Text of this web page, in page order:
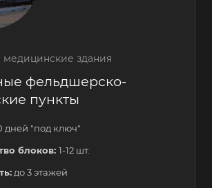
здания
фельдшерско-
пункты
дней "под ключ"
блоков: 1-12 шт.
до 3 этажей